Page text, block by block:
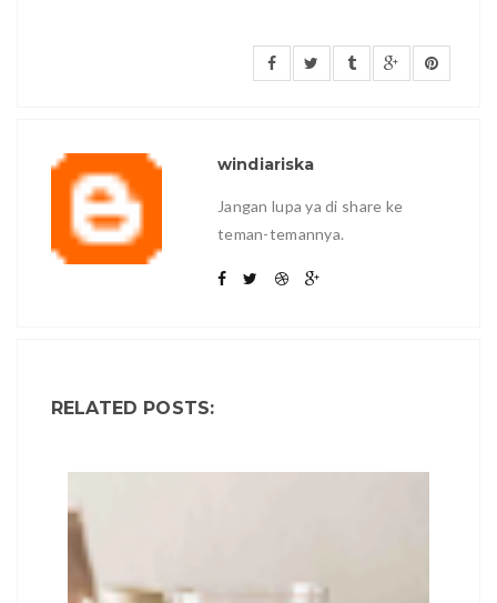
windiariska
Jangan lupa ya di share ke
teman-temannya.
RELATED POSTS: